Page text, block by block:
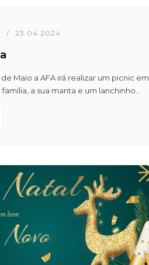
/ 23.04.2024
Maio a AFA irá realizar um picnic em
a sua manta e um lanchinho...